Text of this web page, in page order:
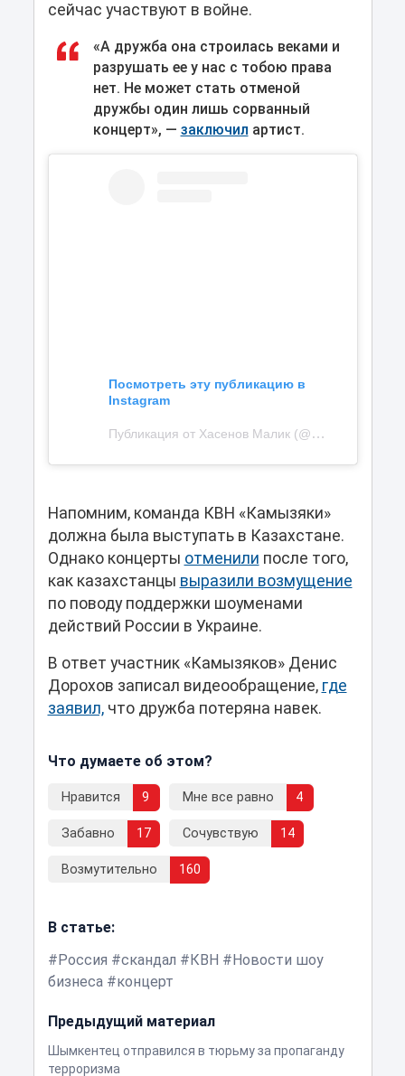
сейчас участвуют в войне.
«А дружба она строилась веками и
разрушать ее у нас с тобою права
нет. Не может стать отменой
дружбы один лишь сорванный
концерт», — заключил артист.
Посмотреть эту публикацию в
Instagram
Публикация от Хасенов Малик (@malik_khassenov)
Напомним, команда КВН «Камызяки»
должна была выступать в Казахстане.
Однако концерты отменили после того,
как казахстанцы выразили возмущение
по поводу поддержки шоуменами
действий России в Украине.
В ответ участник «Камызяков» Денис
Дорохов записал видеообращение, где
заявил,что дружба потеряна навек.
Что думаете об этом?
Нравится 9 Мне все равно 4
Забавно 17 Сочувствую 14
Возмутительно 160
В статье:
Россия
скандал КВН
Новости шоу
бизнеса
концерт
Предыдущий материал
Шымкентец отправился в тюрьму за пропаганду
терроризма